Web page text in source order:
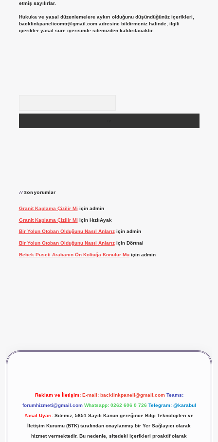
etmiş sayılırlar.
Hukuka ve yasal düzenlemelere aykırı olduğunu düşündüğünüz içerikleri,
backlinkpanelicomtr@gmail.comadresine bildirmeniz halinde, ilgili
içerikler yasal süre içerisinde sitemizden kaldırılacaktır.
Son yorumlar
Granit Kaplama Çizilir Mi için admin
Granit Kaplama Çizilir Mi için HızlıAyak
Bir Yolun Otoban Olduğunu Nasıl Anlarıziçin admin
Bir Yolun Otoban Olduğunu Nasıl Anlarıziçin Dörtnal
Bebek Puseti Arabanın Ön Koltuğa Konulur Muiçin admin
Reklam ve İletişim: E-mail: backlinkpaneli@gmail.com Teams:
forumhizmeti@gmail.com Whatsapp: 0262 606 0 726 Telegram: @karabul
Yasal Uyarı: Sitemiz, 5651 Sayılı Kanun gereğince Bilgi Teknolojileri ve
İletişim Kurumu (BTK) tarafından onaylanmış bir Yer Sağlayıcı olarak
hizmet vermektedir. Bu nedenle, sitedeki içerikleri proaktif olarak